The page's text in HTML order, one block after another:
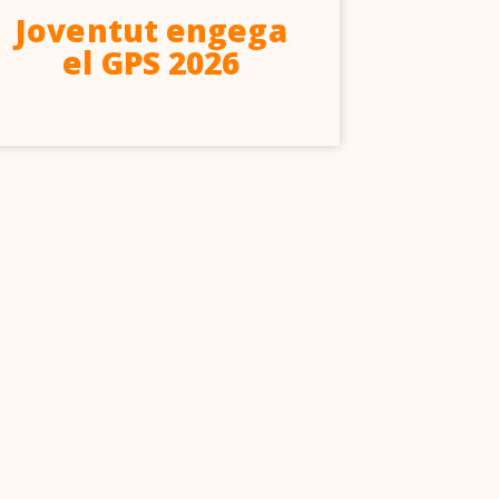
Joventut engega
el GPS 2026